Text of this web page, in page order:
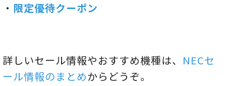
・ 限定優待クーポン
詳しいセール情報やおすすめ機種は、 NECセ
ール情報のまとめからどうぞ。